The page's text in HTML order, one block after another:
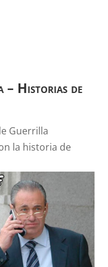
– Historias de
Guerrilla
la historia de